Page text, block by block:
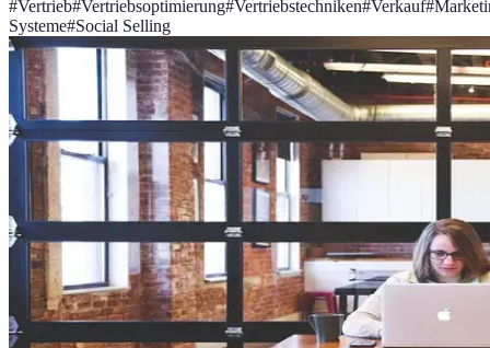
#Vertrieb#Vertriebsoptimierung#Vertriebstechniken#Verkauf#
Systeme#Social Selling